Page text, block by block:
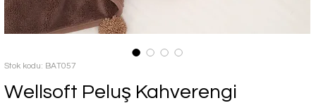
Stok kodu: BAT057
Wellsoft Peluş Kahverengi